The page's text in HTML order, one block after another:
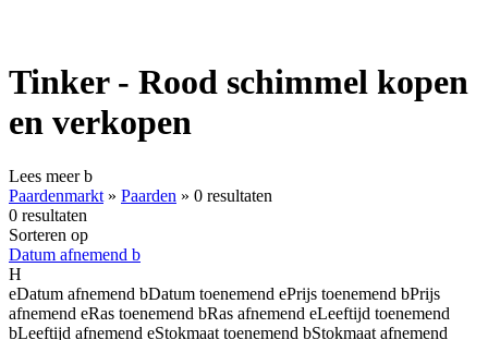
Tinker - Rood schimmel kopen
en verkopen
Lees meerb
Paardenmarkt » Paarden » 0 resultaten
0 resultaten
Sorteren op
Datum afnemend b
H
eDatum afnemend bDatum toenemend ePrijs toenemend bPrijs
afnemend eRas toenemend bRas afnemend eLeeftijd toenemend
bLeeftijd afnemend eStokmaat toenemend bStokmaat afnemend